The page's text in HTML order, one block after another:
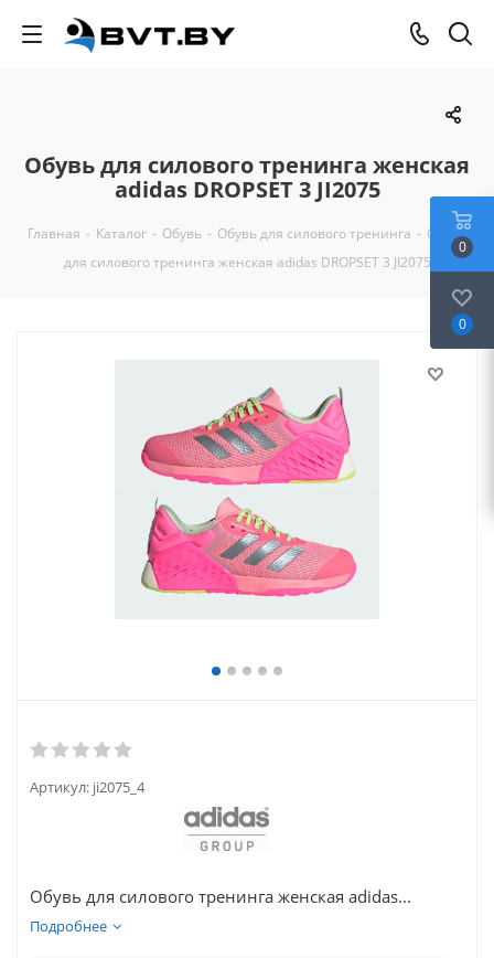
Обувь для силового тренинга женская
adidas DROPSET 3 JI2075
Главная - Каталог - Обувь - Обувь для силового тренинга - Обувь
для силового тренинга женская adidas DROPSET 3 JI2075
Артикул: ji2075_4
Обувь для силового тренинга женская adidas...
Подробнее
0
0